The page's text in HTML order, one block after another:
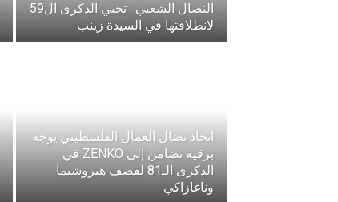
النضال الشعبي : تحيي الذكرى ال59
لانطلاقتها في السيدة زينب
اتحاد نضال العمال الفلسطيني يوجه
برقية تضامن إلى ZENKO في
الذكرى الـ81 لقصف هيروشيما
وناغازاكي